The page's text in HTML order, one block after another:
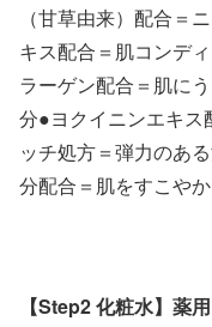
（甘草由来）配合＝
キス配合＝肌コンデ
ラーゲン配合＝肌に
分●ヨクイニンエキス
ッチ処方＝弾力のあ
分配合＝肌をすこや
【Step2 化粧水】薬